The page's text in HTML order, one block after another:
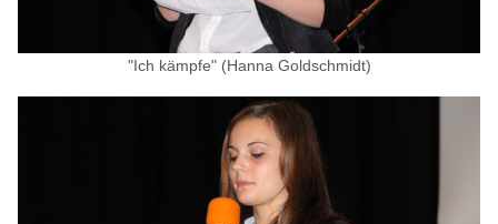
"Ich kämpfe" (Hanna Goldschmidt)